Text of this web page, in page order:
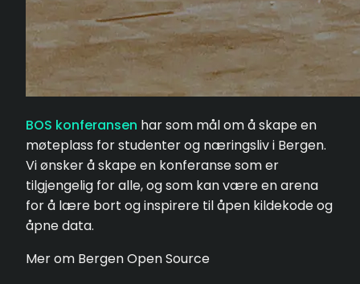
BOS konferansen har som mål om å skape en
møteplass for studenter og næringsliv i Bergen.
Vi ønsker å skape en konferanse som er
tilgjengelig for alle, og som kan være en arena
for å lære bort og inspirere til åpen kildekode og
åpne data.
Mer om Bergen Open Source